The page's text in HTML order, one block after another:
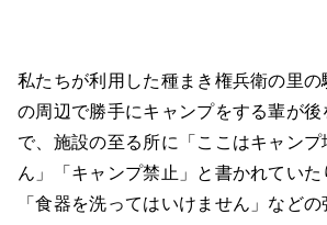
私たちが利用した種まき権兵衛の里
の周辺で勝手にキャンプをする輩が後
で、施設の至る所に「ここはキャン
ん」「キャンプ禁止」と書かれてい
「食器を洗ってはいけません」など